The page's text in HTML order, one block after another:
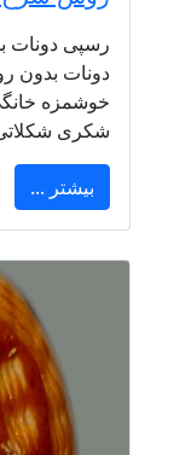
رسپی دونات
دونات بدون
خوشمزه
شکری
بیشتر ...